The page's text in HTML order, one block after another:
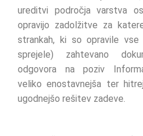
ureditvi področja varstva
opravijo zadolžitve za
strankah, ki so opravile
sprejele) zahtevano
odgovora na poziv
veliko enostavnejša ter
ugodnejšo rešitev zadeve.